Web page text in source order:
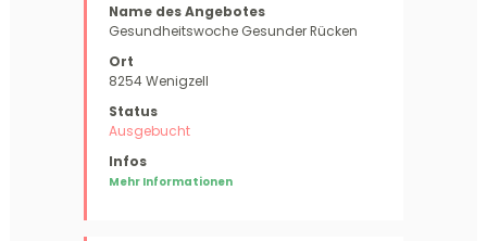
Gesundheitswoche Gesunder Rücken
8254 Wenigzell
Ausgebucht
Mehr Informationen